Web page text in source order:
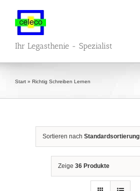
springen
Ihr Legasthenie - Spezialist
Start » Richtig Schreiben Lernen
Sortieren nach Standardsortierung
Zeige 36 Produkte